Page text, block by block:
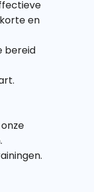
en
bereid